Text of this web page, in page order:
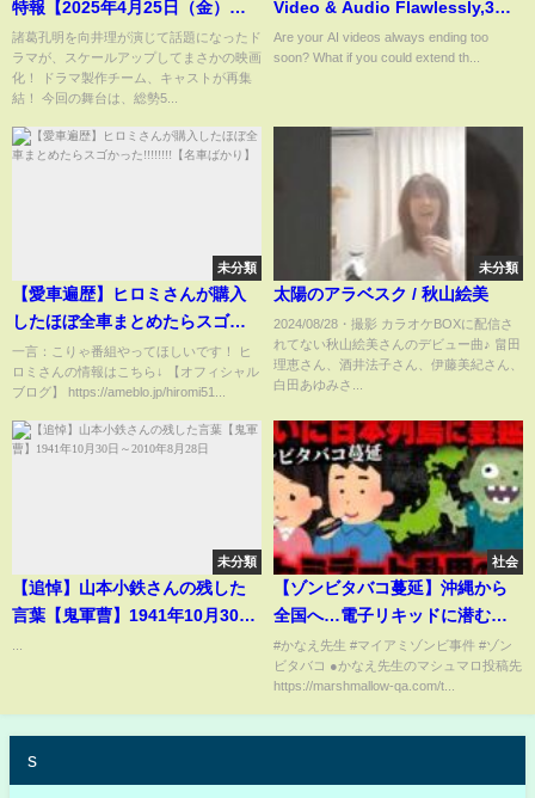
特報【2025年4月25日（金）公
開】
諸葛孔明を向井理が演じて話題になったド
ラマが、スケールアップしてまさかの映画
化！ ドラマ製作チーム、キャストが再集
結！ 今回の舞台は、総勢5...
Video & Audio Flawlessly,3
Steps to Extend & Upscale
LTX 2.3 Videos to 2K!
Are your AI videos always ending too
soon? What if you could extend th...
未分類
【愛車遍歴】ヒロミさんが購入
したほぼ全車まとめたらスゴか
った!!!!!!!!【名車ばかり】
一言：こりゃ番組やってほしいです！ ヒ
ロミさんの情報はこちら↓ 【オフィシャル
ブログ】 https://ameblo.jp/hiromi51...
未分類
太陽のアラベスク / 秋山絵美
2024/08/28・撮影 カラオケBOXに配信さ
れてない秋山絵美さんのデビュー曲♪ 畠田
理恵さん、酒井法子さん、伊藤美紀さん、
白田あゆみさ...
未分類
【追悼】山本小鉄さんの残した
言葉【鬼軍曹】1941年10月30日
社会
【ゾンビタバコ蔓延】沖縄から
全国へ…電子リキッドに潜む笑
気麻酔(エトミデート)の恐怖【か
なえ先生の切り抜き】元配信
2025/11/05
#かなえ先生 #マイアミゾンビ事件 #ゾン
ビタバコ ●かなえ先生のマシュマロ投稿先
https://marshmallow-qa.com/t...
s